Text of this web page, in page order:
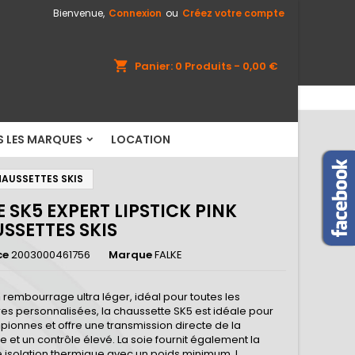
Bienvenue, Connexion ou Créez votre compte
shopping_cart Panier: 0 Produits - 0,00 €
LES MARQUES LOCATION
SKIS
SK5 EXPERT LIPSTICK PINK
SKIS
2003000461756 MarqueFALKE
rembourrage ultra léger, idéal pour toutes les
personnalisées, la chaussette SK5 est idéale pour
et offre une transmission directe de la
et un contrôle élevé. La soie fournit également la